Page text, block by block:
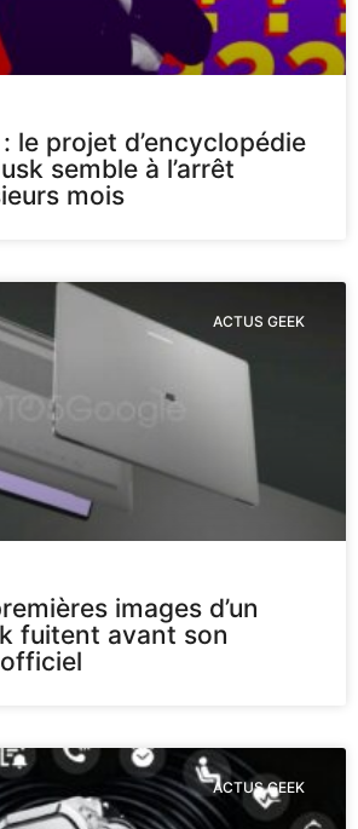
le projet d’encyclopédie
semble à l’arrêt
mois
ACTUS GEEK
images d’un
fuitent avant son
ACTUS GEEK